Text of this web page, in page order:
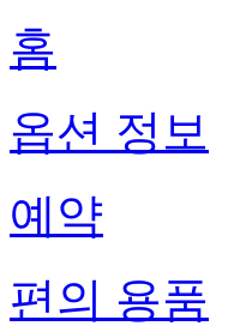
홈
옵션 정보
예약
편의 용품